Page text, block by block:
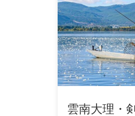
雲南大理・